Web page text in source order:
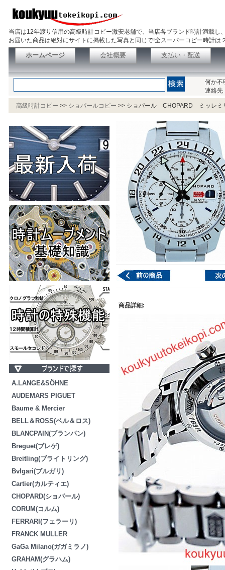
当店は12年渡り信用の高級時計コピー激安老舗で、当店各ブランド時計満載
お届いた商品は絶対にサイトに掲載した写真と同じで!全スーパーコピー時計
ホームページ 会社概要 支払い・配送
何か不
連絡
高級時計コピー >> ショパールコピー >> ショパール CHOPARD ミッレ
A.LANGE&SÖHNE
AUDEMARS PIGUET
Baume & Mercier
BELL＆ROSS(ベル＆ロス)
BLANCPAIN(ブランパン)
Breguet(ブレゲ)
Breitling(ブライトリング)
Bvlgari(ブルガリ)
Cartier(カルティエ)
CHOPARD(ショパール)
CORUM(コルム)
FERRARI(フェラーリ)
FRANCK MULLER
GaGa Milano(ガガミラノ)
GRAHAM(グラハム)
商品詳細: